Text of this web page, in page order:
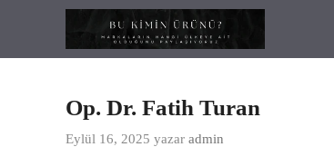
Op. Dr. Fatih Turan
Eylül 16, 2025 yazar admin